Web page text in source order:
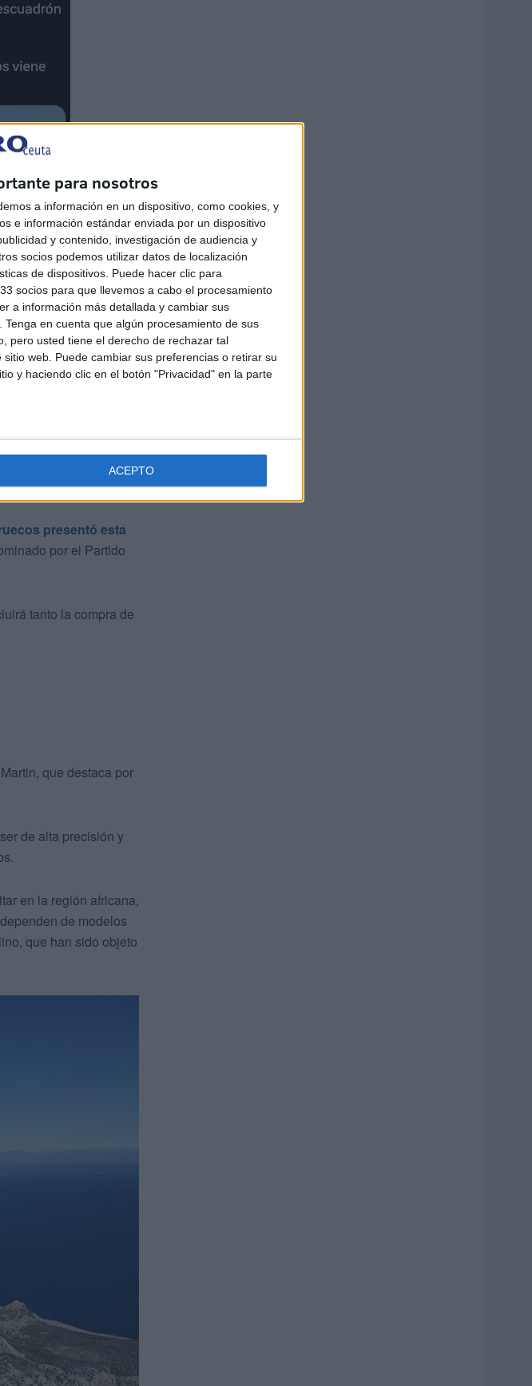
para nosotros
a información en un dispositivo, como cookies, y
e información estándar enviada por un dispositivo
y contenido, investigación de audiencia y
socios podemos utilizar datos de localización
de dispositivos. Puede hacer clic para
socios para que llevemos a cabo el procesamiento
a información más detallada y cambiar sus
Tenga en cuenta que algún procesamiento de sus
pero usted tiene el derecho de rechazar tal
web. Puede cambiar sus preferencias o retirar su
y haciendo clic en el botón "Privacidad" en la parte
ACEPTO
norte de
presentó esta
por el Partido
tanto la compra de
que destaca por
de alta precisión y
en la región africana,
de modelos
que han sido objeto